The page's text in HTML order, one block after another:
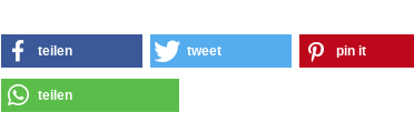
teilen tweet pin it
teilen